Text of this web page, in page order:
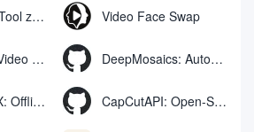
RoboNeo: KI-Tool zur Erstellung und Bearbeitung von Videos und Bildern per Chat Video Face Swap
FaceFusion: Video Face Swap Enhancement Tool | Voice Sync Video Mouth Moves DeepMosaics: Automatisches Entfernen von Mosaiken aus oder Hinzufügen von Mosaiken zu Bildern und Videos
Sherpa-ONNX: Offline-Spracherkennung und -synthese mit ONNXRuntime CapCutAPI: Open-Source-Tool zur automatischen Steuerung von CapCut-Videoclips